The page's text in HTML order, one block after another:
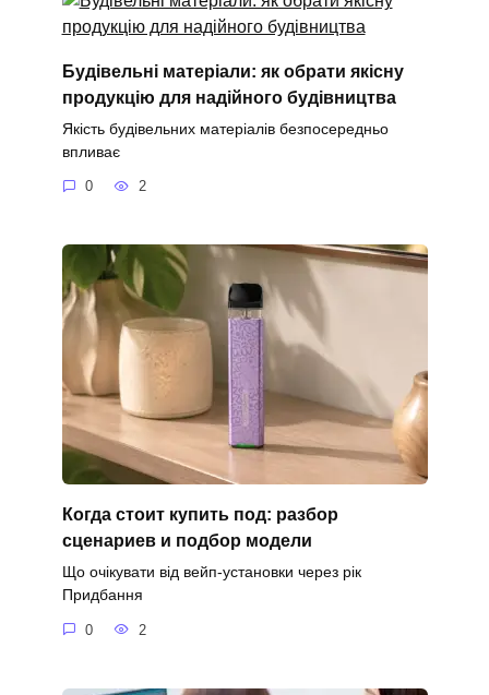
Будівельні матеріали: як обрати якісну
продукцію для надійного будівництва
Якість будівельних матеріалів безпосередньо
впливає
0 2
Когда стоит купить под: разбор
сценариев и подбор модели
Що очікувати від вейп-установки через рік
Придбання
0 2